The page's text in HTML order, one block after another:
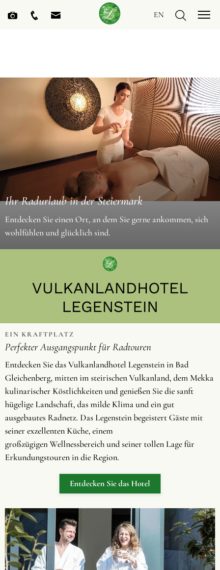
EN
Ihr Radurlaub in der Steiermark
Entdecken Sie einen Ort, an dem Sie gerne ankommen, sich
wohlfühlen und glücklich sind.
VULKANLANDHOTEL
LEGENSTEIN
EIN KRAFTPLATZ
Perfekter Ausgangspunkt für Radtouren
Entdecken Sie das Vulkanlandhotel Legenstein in Bad
Gleichenberg, mitten im steirischen Vulkanland, dem Mekka
kulinarischer Köstlichkeiten und genießen Sie die sanft
hügelige Landschaft, das milde Klima und ein gut
ausgebautes Radnetz. Das Legenstein begeistert Gäste mit
seiner exzellenten Küche, einem
großzügigen Wellnessbereich und seiner tollen Lage für
Erkundungstouren in die Region.
Entdecken Sie das Hotel